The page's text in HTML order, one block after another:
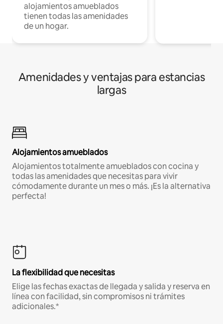
alojamientos amueblados
tienen todas las amenidades
de un hogar.
Amenidades y ventajas para estancias
largas
Alojamientos amueblados
Alojamientos totalmente amueblados con cocina y
todas las amenidades que necesitas para vivir
cómodamente durante un mes o más. ¡Es la alternativa
perfecta!
La flexibilidad que necesitas
Elige las fechas exactas de llegada y salida y reserva en
línea con facilidad, sin compromisos ni trámites
adicionales.*